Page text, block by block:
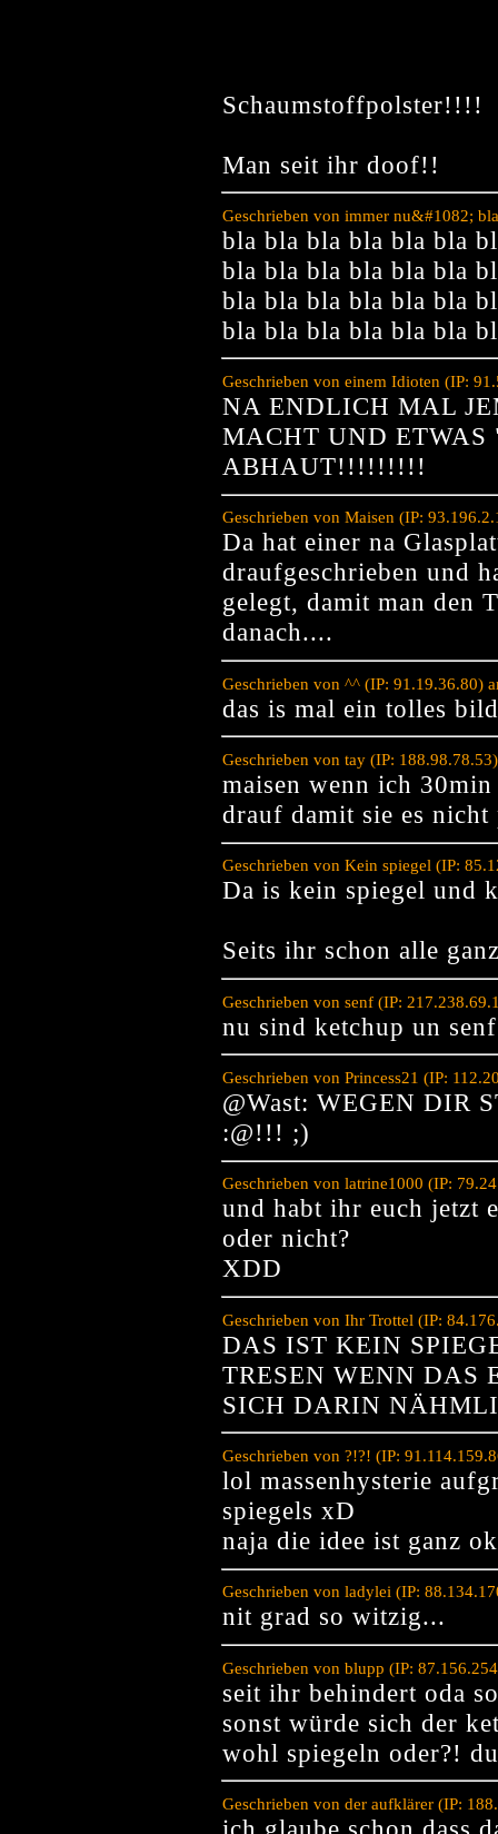
Schaumstoffpolster!!!!
Man seit ihr doof!!
Geschrieben von immer nu&#1082;
bla bla bla bla bla bla
bla bla bla bla bla bla
bla bla bla bla bla bla
bla bla bla bla bla bla
Geschrieben von einem Idioten (IP:
NA ENDLICH MAL
MACHT UND ETWAS
ABHAUT!!!!!!!!!
Geschrieben von Maisen (IP:
Da hat einer na
draufgeschrieben und
gelegt, damit man den
danach....
Geschrieben von ^^ (IP: 91.19.36.80)
das is mal ein tolles
Geschrieben von tay (IP:
maisen wenn ich
drauf damit sie es
Geschrieben von Kein spiegel (IP:
Da is kein spiegel und
Seits ihr schon alle
Geschrieben von senf (IP:
nu sind ketchup un
Geschrieben von Princess21 (IP:
@Wast: WEGEN DIR
:@!!! ;)
Geschrieben von latrine1000 (IP:
und habt ihr euch jetzt
oder nicht?
XDD
Geschrieben von Ihr Trottel (IP:
DAS IST KEIN
TRESEN WENN DAS
SICH DARIN
Geschrieben von ?!?! (IP:
lol massenhysterie
spiegels xD
naja die idee ist ganz
Geschrieben von ladylei (IP:
nit grad so witzig...
Geschrieben von blupp (IP:
seit ihr behindert oda
sonst würde sich der
wohl spiegeln oder?!
Geschrieben von der aufklärer (IP: